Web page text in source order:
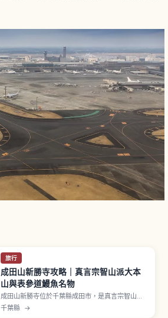
旅行
成田山新勝寺攻略｜真言宗智山派大本
山與表參道鰻魚名物
成田山新勝寺位於千葉縣成田市，是真言宗智山派
大本山，於天慶3年（940年）開山。本尊不動明
千葉縣 →